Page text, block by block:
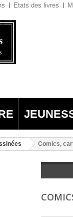
Etats des livres
Comics,